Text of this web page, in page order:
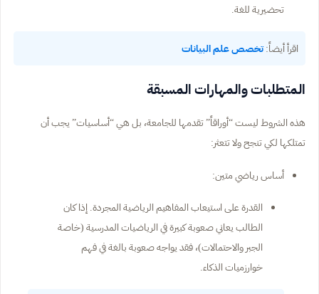
تحضيرية للغة.
اقرأ أيضاً:تخصص علم البيانات
المتطلبات والمهارات المسبقة
هذه الشروط ليست “أوراقاً” تقدمها للجامعة، بل هي “أساسيات” يجب أن
تمتلكها لكي تنجح ولا تتعثر:
أساس رياضي متين:
القدرة على استيعاب المفاهيم الرياضية المجردة. إذا كان
الطالب يعاني صعوبة كبيرة في الرياضيات المدرسية (خاصة
الجبر والاحتمالات)، فقد يواجه صعوبة بالغة في فهم
خوارزميات الذكاء.